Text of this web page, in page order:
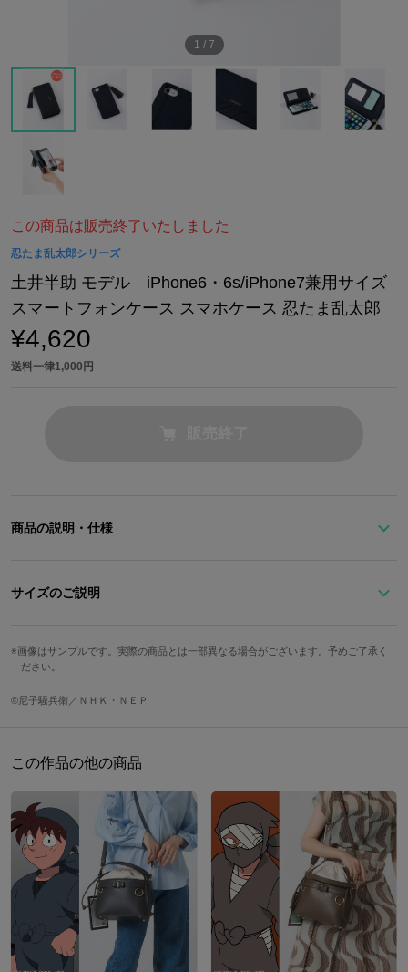
1 / 7
この商品は販売終了いたしました
忍たま乱太郎シリーズ
土井半助 モデル iPhone6・6s/iPhone7兼用サイズ
スマートフォンケース スマホケース 忍たま乱太郎
¥4,620
送料一律1,000円
商品の説明・仕様
ンケースです。
※一般的にカメラ周りを囲うケースのほとんどはフラッシュが反射し、撮影時
いただくか、フラッシュなしで撮影することをおすすめします。
原産国／中国
素材／合成皮革、ポリエステル、合金、アクリル（鏡部分）
サイズのご説明
サイズ 高さ 幅 奥行き
サイズガイドページはこちら
画像はサンプルです。実際の商品とは一部異なる場合がございます。予めご了承く
ださい。
©尼子騒兵衛／ＮＨＫ・ＮＥＰ
この作品の他の商品